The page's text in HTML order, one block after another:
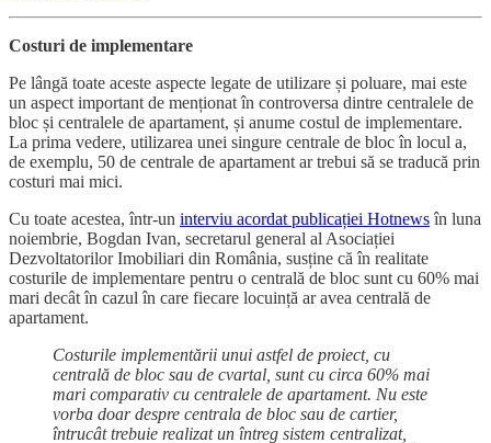
Costuri de implementare
Pe lângă toate aceste aspecte legate de utilizare și poluare, mai este
un aspect important de menționat în controversa dintre centralele de
bloc și centralele de apartament, și anume costul de implementare.
La prima vedere, utilizarea unei singure centrale de bloc în locul a,
de exemplu, 50 de centrale de apartament ar trebui să se traducă prin
costuri mai mici.
Cu toate acestea, într-un interviu acordat publicației Hotnewsîn luna
noiembrie, Bogdan Ivan, secretarul general al Asociației
Dezvoltatorilor Imobiliari din România, susține că în realitate
costurile de implementare pentru o centrală de bloc sunt cu 60% mai
mari decât în cazul în care fiecare locuință ar avea centrală de
apartament.
Costurile implementării unui astfel de proiect, cu
centrală de bloc sau de cvartal, sunt cu circa 60% mai
mari comparativ cu centralele de apartament. Nu este
vorba doar despre centrala de bloc sau de cartier,
întrucât trebuie realizat un întreg sistem centralizat,